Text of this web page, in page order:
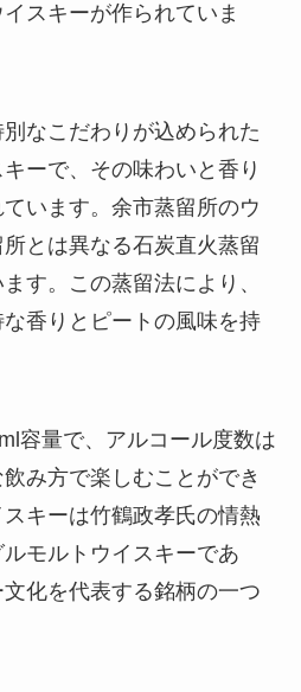
スキーが作られていま
なこだわりが込められた
ーで、その味わいと香り
います。余市蒸留所のウ
とは異なる石炭直火蒸留
す。この蒸留法により、
香りとピートの風味を持
容量で、アルコール度数は
み方で楽しむことができ
キーは竹鶴政孝氏の情熱
モルトウイスキーであ
化を代表する銘柄の一つ